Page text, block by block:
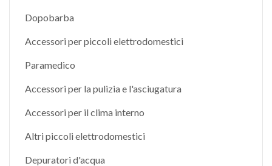
Dopobarba
Accessori per piccoli elettrodomestici
Paramedico
Accessori per la pulizia e l'asciugatura
Accessori per il clima interno
Altri piccoli elettrodomestici
Depuratori d'acqua